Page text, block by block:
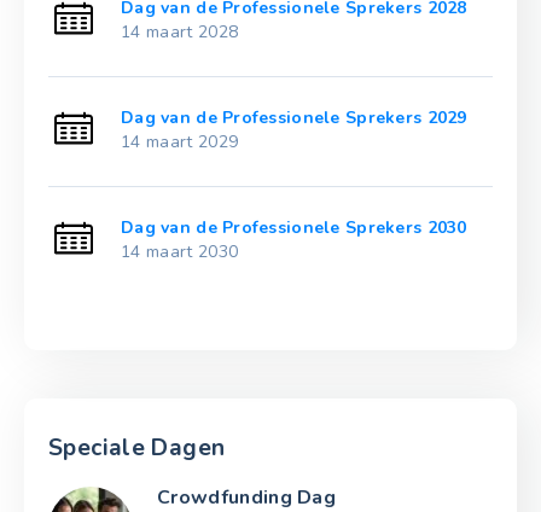
Dag van de Professionele Sprekers 2028
14 maart 2028
Dag van de Professionele Sprekers 2029
14 maart 2029
Dag van de Professionele Sprekers 2030
14 maart 2030
Speciale Dagen
Crowdfunding Dag